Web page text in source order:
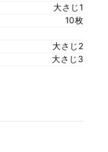
大さじ1
10枚
大さじ2
大さじ3